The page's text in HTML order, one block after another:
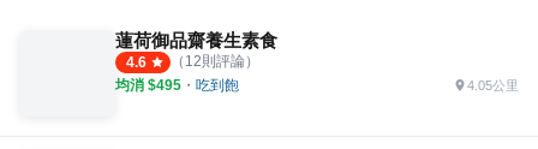
蓮荷御品齋養生素食
4.6 （ 12則評論）
均消 $495 ・ 吃到飽 4.05公里